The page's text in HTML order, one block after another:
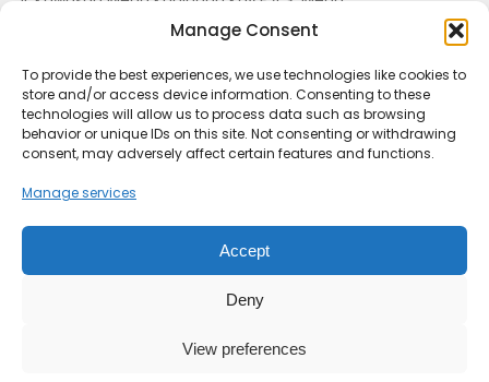
Manage Consent
To provide the best experiences, we use technologies like cookies to
store and/or access device information. Consenting to these
technologies will allow us to process data such as browsing
behavior or unique IDs on this site. Not consenting or withdrawing
consent, may adversely affect certain features and functions.
Manage services
Accept
Deny
View preferences
Kuningan, Kel. Kuningan Timur,
Kec.Setiabudi, Jakarta Selatan 15810
Kerjasama dan Event
Indonesia